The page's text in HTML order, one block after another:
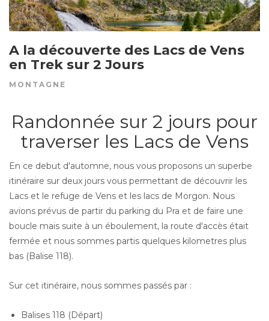
A la découverte des Lacs de Vens
en Trek sur 2 Jours
MONTAGNE
Randonnée sur 2 jours pour
traverser les Lacs de Vens
En ce debut d'automne, nous vous proposons un superbe
itinéraire sur deux jours vous permettant de découvrir les
Lacs et le refuge de Vens et les lacs de Morgon. Nous
avions prévus de partir du parking du Pra et de faire une
boucle mais suite à un éboulement, la route d'accès était
fermée et nous sommes partis quelques kilometres plus
bas (Balise 118).
Sur cet itinéraire, nous sommes passés par :
Balises 118 (Départ)